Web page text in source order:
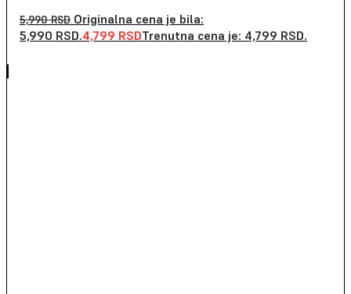
5,990RSD Originalna cena je bila:
5,990 RSD.4,799 RSDTrenutna cena je: 4,799 RSD.